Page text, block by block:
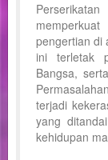
pengertian di
ini terletak
Bangsa,
terjadi
yang
kehidupan